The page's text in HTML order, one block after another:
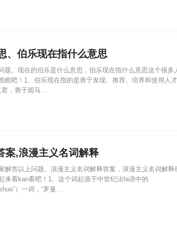
、伯乐现在指什么意思
题。现在的伯乐是什么意思，伯乐现在指什么意思这个很多
瞧吧！1、伯乐现在指的是善于发现、推荐、培养和使用人
君，善于观马…
案,浪漫主义名词解释
解答以上问题。浪漫主义名词解释答案，浪漫主义名词解释
来看kan看吧！1、这个词起源于中世纪法fa语中的
）一词，“罗曼…